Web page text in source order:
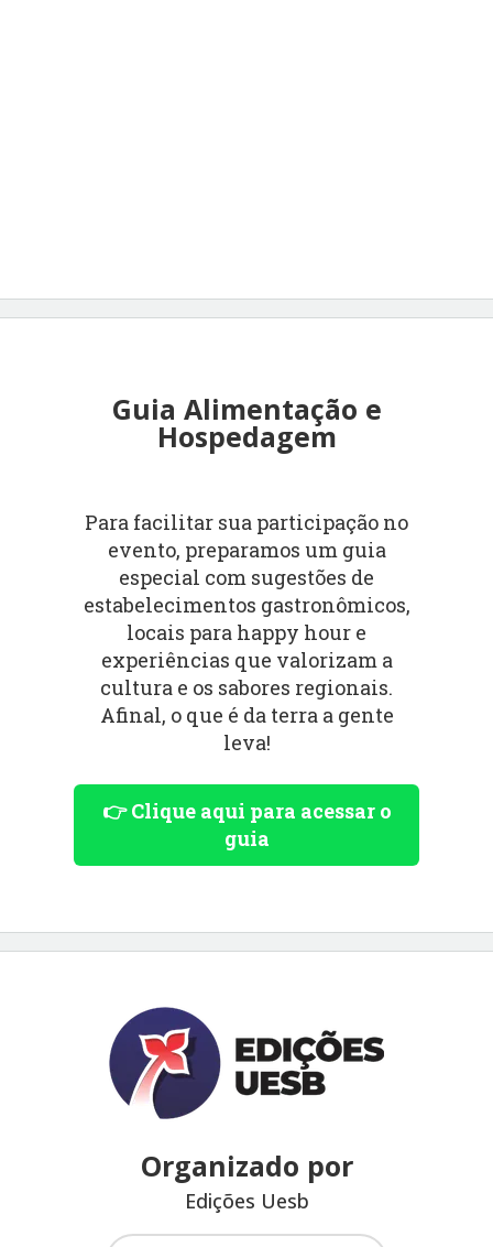
Guia Alimentação e
Hospedagem
Para facilitar sua participação no
evento, preparamos um guia
especial com sugestões de
estabelecimentos gastronômicos,
locais para happy hour e
experiências que valorizam a
cultura e os sabores regionais.
Afinal, o que é da terra a gente
leva!
👉 Clique aqui para acessar o
guia
Organizado por
Edições Uesb